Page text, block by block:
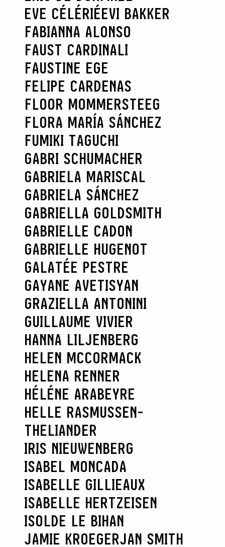
EVE CÉLÉRIÉEVI BAKKER
FABIANNA ALONSO
FAUST CARDINALI
FAUSTINE EGE
FELIPE CARDENAS
FLOOR MOMMERSTEEG
FLORA MARÍA SÁNCHEZ
FUMIKI TAGUCHI
GABRI SCHUMACHER
GABRIELA MARISCAL
GABRIELA SÁNCHEZ
GABRIELLA GOLDSMITH
GABRIELLE CADON
GABRIELLE HUGENOT
GALATÉE PESTRE
GAYANE AVETISYAN
GRAZIELLA ANTONINI
GUILLAUME VIVIER
HANNA LILJENBERG
HELEN MCCORMACK
HELENA RENNER
HÉLÉNE ARABEYRE
HELLE RASMUSSEN-
THELIANDER
IRIS NIEUWENBERG
ISABEL MONCADA
ISABELLE GILLIEAUX
ISABELLE HERTZEISEN
ISOLDE LE BIHAN
JAMIE KROEGERJAN SMITH